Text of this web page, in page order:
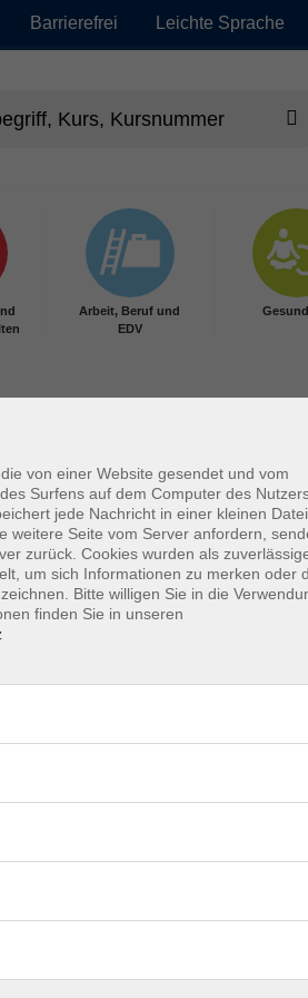
Barrierefrei Leichte Sprache
Arbeit, Beruf und
EDV
Mi.
von einer Website gesendet und vom
Surfens auf dem Computer des
jede Nachricht in einer kleinen
weitere Seite vom Server anfordern,
zurück. Cookies wurden als
um sich Informationen zu merken oder
Bitte willigen Sie in die
finden Sie in unseren